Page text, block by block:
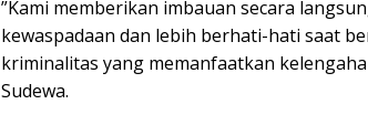
​”Kami memberikan imbauan secara
kewaspadaan dan lebih berhati-hati saat
kriminalitas yang memanfaatkan
Sudewa.